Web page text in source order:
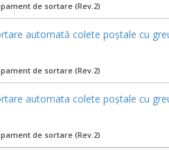
de sortare (Rev.2)
automată colete poștale cu
de sortare (Rev.2)
automata colete poștale cu
de sortare (Rev.2)